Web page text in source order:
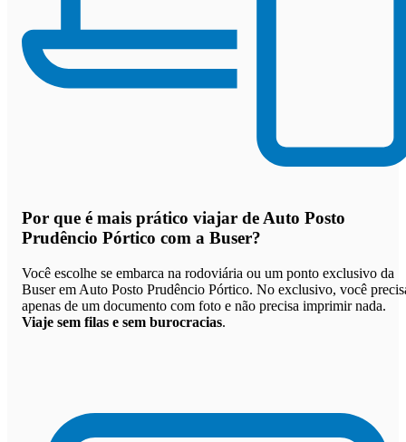
Por que é mais prático viajar de Auto Posto
Prudêncio Pórtico com a Buser?
Você escolhe se embarca na rodoviária ou um ponto exclusivo da
Buser em Auto Posto Prudêncio Pórtico. No exclusivo, você
apenas de um documento com foto e não precisa imprimir nada.
Viaje sem filas e sem burocracias.